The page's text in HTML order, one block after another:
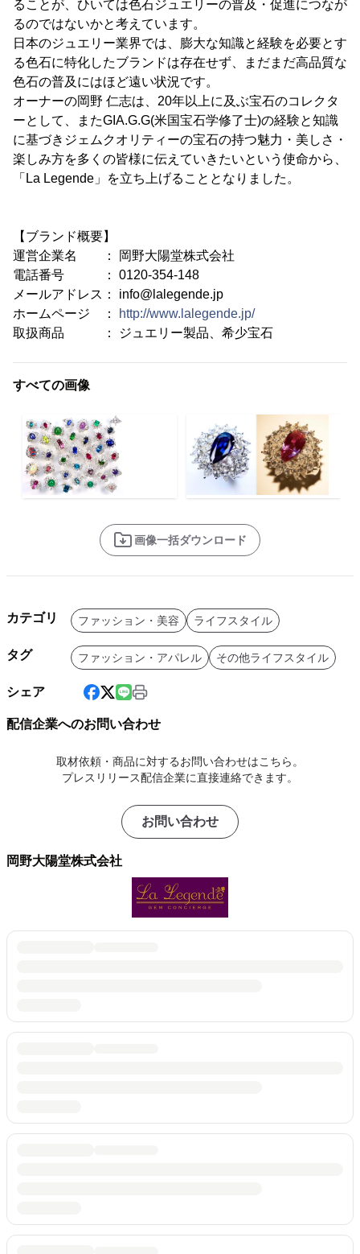
ることが、ひいては色石ジュエリーの普及・促進につなが
るのではないかと考えています。
日本のジュエリー業界では、膨大な知識と経験を必要とす
る色石に特化したブランドは存在せず、まだまだ高品質な
色石の普及にはほど遠い状況です。
オーナーの岡野 仁志は、20年以上に及ぶ宝石のコレクタ
ーとして、またGIA.G.G(米国宝石学修了士)の経験と知識
に基づきジェムクオリティーの宝石の持つ魅力・美しさ・
楽しみ方を多くの皆様に伝えていきたいという使命から、
「La Legende」を立ち上げることとなりました。
【ブランド概要】
運営企業名 ： 岡野大陽堂株式会社
電話番号 ： 0120-354-148
メールアドレス： info@lalegende.jp
ホームページ ：
http://www.lalegende.jp/
取扱商品 ： ジュエリー製品、希少宝石
すべての画像
画像一括ダウンロード
カテゴリ ファッション・美容 ライフスタイル
タグ ファッション・アパレル その他ライフスタイル
シェア
配信企業へのお問い合わせ
取材依頼・商品に対するお問い合わせはこちら。
プレスリリース配信企業に直接連絡できます。
お問い合わせ
岡野大陽堂株式会社